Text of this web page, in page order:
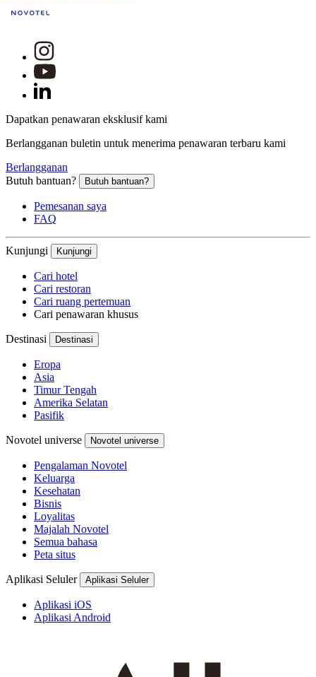
Dapatkan penawaran eksklusif kami
Berlangganan buletin untuk menerima penawaran terbaru kami
Berlangganan
Butuh bantuan?
Butuh bantuan?
Pemesanan saya
FAQ
Kunjungi Kunjungi
Cari hotel
Cari restoran
Cari ruang pertemuan
Cari penawaran khusus
Destinasi Destinasi
Eropa
Asia
Timur Tengah
Amerika Selatan
Pasifik
Novotel universe Novotel universe
Pengalaman Novotel
Keluarga
Kesehatan
Bisnis
Loyalitas
Majalah Novotel
Semua bahasa
Peta situs
Aplikasi Seluler Aplikasi Seluler
Aplikasi iOS
Aplikasi Android